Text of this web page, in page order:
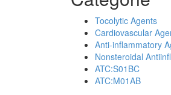
Tocolytic Agents
Cardiovascular
Anti-inflammatory
Nonsteroidal
ATC:S01BC
ATC:M01AB